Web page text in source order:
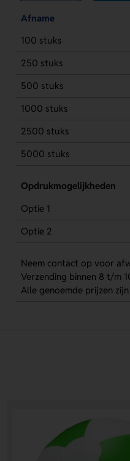
Afname
100 stuks
250 stuks
500 stuks
1000 stuks
2500 stuks
5000 stuks
Opdrukmogelijkheden
Optie 1
Optie 2
Neem contact op voor
Verzending binnen 8 t/m
Alle genoemde prijzen